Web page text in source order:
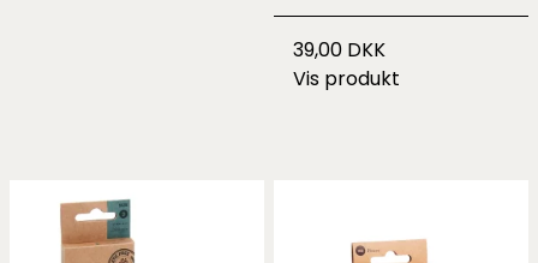
39,00 DKK
Vis produkt